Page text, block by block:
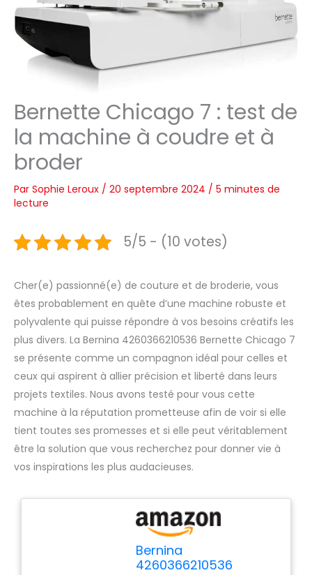
Bernette Chicago 7 : test de
la machine à coudre et à
broder
Par Sophie Leroux / 20 septembre 2024 / 5 minutes de
lecture
5/5 - (10 votes)
Cher(e) passionné(e) de couture et de broderie, vous
êtes probablement en quête d’une machine robuste et
polyvalente qui puisse répondre à vos besoins créatifs les
plus divers. La Bernina 4260366210536 Bernette Chicago 7
se présente comme un compagnon idéal pour celles et
ceux qui aspirent à allier précision et liberté dans leurs
projets textiles. Nous avons testé pour vous cette
machine à la réputation prometteuse afin de voir si elle
tient toutes ses promesses et si elle peut véritablement
être la solution que vous recherchez pour donner vie à
vos inspirations les plus audacieuses.
Bernina
4260366210536